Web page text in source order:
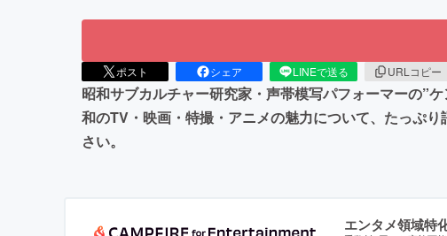
ポスト シェア LINEで送る URLコピー
昭和サブカルチャー研究家・声帯模写パフォーマーの”
和のTV・映画・特撮・アニメの魅力について、たっぷ
さい。
エンタメ領域特